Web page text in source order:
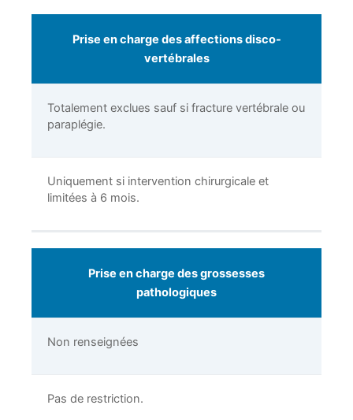
Prise en charge des affections disco-
vertébrales
Totalement exclues sauf si fracture vertébrale ou
paraplégie.
Uniquement si intervention chirurgicale et
limitées à 6 mois.
Prise en charge des grossesses
pathologiques
Non renseignées
Pas de restriction.